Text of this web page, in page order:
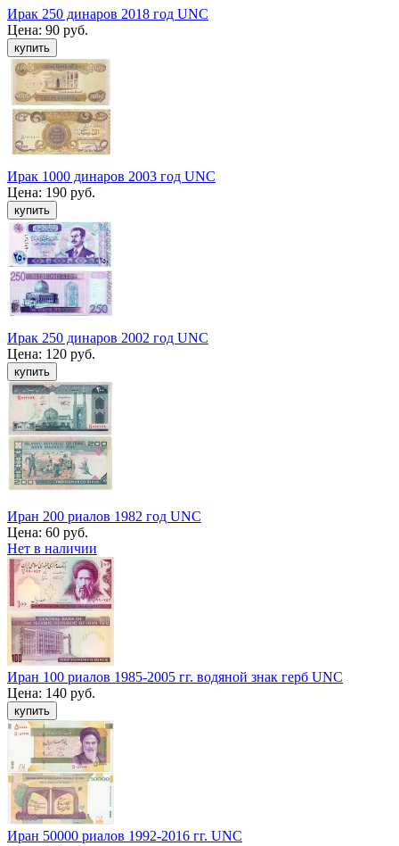
Ирак 250 динаров 2018 год UNC
Цена: 90 руб.
Ирак 1000 динаров 2003 год UNC
Цена: 190 руб.
Ирак 250 динаров 2002 год UNC
Цена: 120 руб.
Иран 200 риалов 1982 год UNC
Цена: 60 руб.
Нет в наличии
Иран 100 риалов 1985-2005 гг. водяной знак герб UNC
Цена: 140 руб.
Иран 50000 риалов 1992-2016 гг. UNC